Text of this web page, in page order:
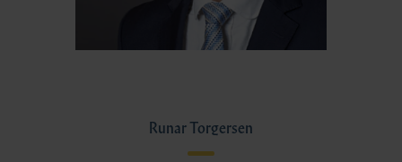
Runar Torgersen